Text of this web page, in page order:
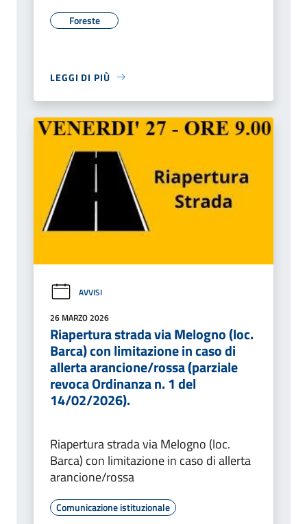
Foreste
LEGGI DI PIÙ
AVVISI
26 MARZO 2026
Riapertura strada via Melogno (loc.
Barca) con limitazione in caso di
allerta arancione/rossa (parziale
revoca Ordinanza n. 1 del
14/02/2026).
Riapertura strada via Melogno (loc.
Barca) con limitazione in caso di allerta
arancione/rossa
Comunicazione istituzionale